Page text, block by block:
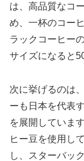
は、高品質なコ
め、一杯のコー
ラックコーヒー
サイズになると
次に挙げるのは
ーも日本を代表
を展開していま
ヒー豆を使用し
し、スターバッ